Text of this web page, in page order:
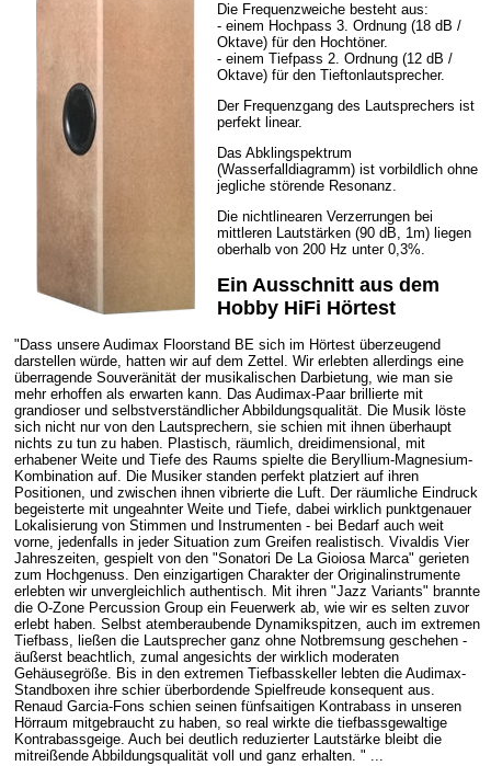
Die Frequenzweiche besteht aus:
- einem Hochpass 3. Ordnung (18 dB /
Oktave) für den Hochtöner.
- einem Tiefpass 2. Ordnung (12 dB /
Oktave) für den Tieftonlautsprecher.
Der Frequenzgang des Lautsprechers ist
perfekt linear.
Das Abklingspektrum
(Wasserfalldiagramm) ist vorbildlich ohne
jegliche störende Resonanz.
Die nichtlinearen Verzerrungen bei
mittleren Lautstärken (90 dB, 1m) liegen
oberhalb von 200 Hz unter 0,3%.
Ein Ausschnitt aus dem
Hobby HiFi Hörtest
"Dass unsere Audimax Floorstand BE sich im Hörtest überzeugend
darstellen würde, hatten wir auf dem Zettel. Wir erlebten allerdings eine
überragende Souveränität der musikalischen Darbietung, wie man sie
mehr erhoffen als erwarten kann. Das Audimax-Paar brillierte mit
grandioser und selbstverständlicher Abbildungsqualität. Die Musik löste
sich nicht nur von den Lautsprechern, sie schien mit ihnen überhaupt
nichts zu tun zu haben. Plastisch, räumlich, dreidimensional, mit
erhabener Weite und Tiefe des Raums spielte die Beryllium-Magnesium-
Kombination auf. Die Musiker standen perfekt platziert auf ihren
Positionen, und zwischen ihnen vibrierte die Luft. Der räumliche Eindruck
begeisterte mit ungeahnter Weite und Tiefe, dabei wirklich punktgenauer
Lokalisierung von Stimmen und Instrumenten - bei Bedarf auch weit
vorne, jedenfalls in jeder Situation zum Greifen realistisch. Vivaldis Vier
Jahreszeiten, gespielt von den "Sonatori De La Gioiosa Marca" gerieten
zum Hochgenuss. Den einzigartigen Charakter der Originalinstrumente
erlebten wir unvergleichlich authentisch. Mit ihren "Jazz Variants" brannte
die O-Zone Percussion Group ein Feuerwerk ab, wie wir es selten zuvor
erlebt haben. Selbst atemberaubende Dynamikspitzen, auch im extremen
Tiefbass, ließen die Lautsprecher ganz ohne Notbremsung geschehen -
äußerst beachtlich, zumal angesichts der wirklich moderaten
Gehäusegröße. Bis in den extremen Tiefbasskeller lebten die Audimax-
Standboxen ihre schier überbordende Spielfreude konsequent aus.
Renaud Garcia-Fons schien seinen fünfsaitigen Kontrabass in unseren
Hörraum mitgebraucht zu haben, so real wirkte die tiefbassgewaltige
Kontrabassgeige. Auch bei deutlich reduzierter Lautstärke bleibt die
mitreißende Abbildungsqualität voll und ganz erhalten. " ...